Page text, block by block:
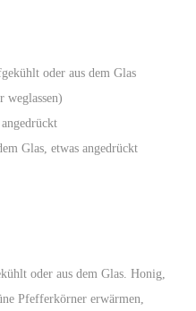
oder aus dem Glas
weglassen)
Glas, etwas angedrückt
oder aus dem Glas. Honig,
Pfefferkörner erwärmen,